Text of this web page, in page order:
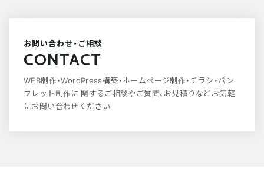
お問い合わせ・ご相談
CONTACT
WEB制作・WordPress構築・ホームページ制作・チラシ・パン
フレット制作に 関するご相談やご質問、お見積りなどお気軽
にお問い合わせください